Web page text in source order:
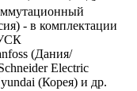
- в комплектации
(Дания/
Electric
(Корея) и др.